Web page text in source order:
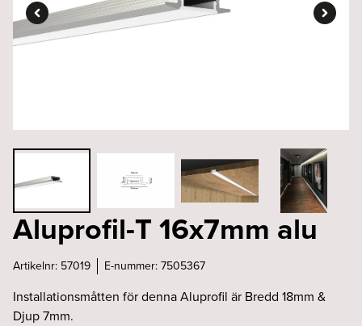
Aluprofil-T 16x7mm alu
Artikelnr: 57019 E-nummer:7505367
Installationsmåtten för denna Aluprofil är Bredd 18mm &
Djup 7mm.